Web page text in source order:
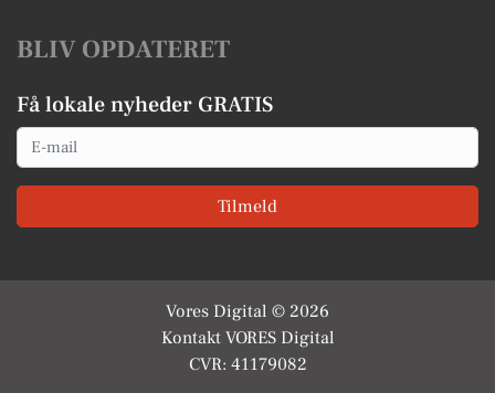
BLIV OPDATERET
Få lokale nyheder GRATIS
Email
Tilmeld
Vores Digital © 2026
Kontakt VORES Digital
CVR: 41179082